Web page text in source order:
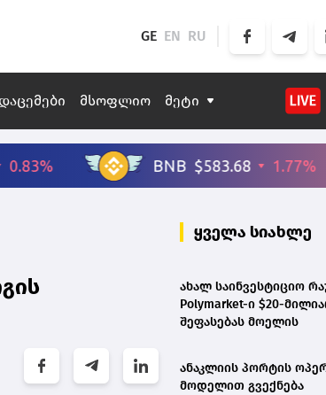
GE EN RU
მსოფლიო მეტი
ყველა სიახლე
ახალ საინვესტიციო
Polymarket-ი $20-
შეფასებას მოელის
ანაკლიის პორტის
მოდელით გვექნება